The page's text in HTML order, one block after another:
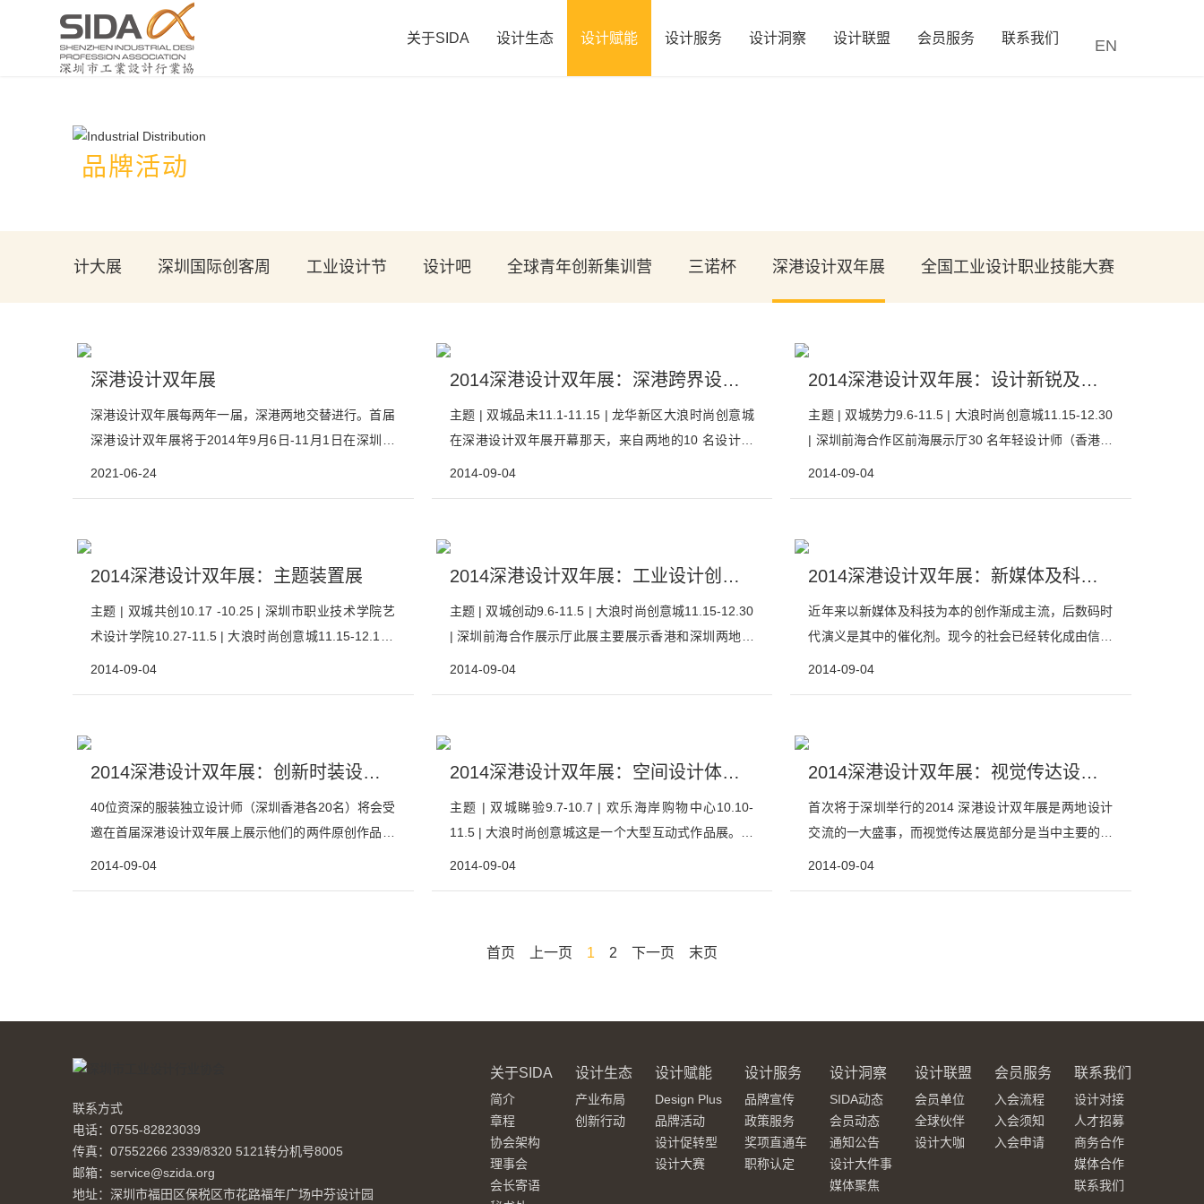
关于SIDA 设计生态 设计赋能 设计服务 设计洞察 设计联盟 会员服务 联系我们 EN
品牌活动
工业设计大展 深圳国际创客周 工业设计节 设计吧 全球青年创新集训营 三诺杯 深港设计双年展 全国工业设计职业技能大赛
深港设计双年展
深港设计双年展每两年一届，深港两地交替进行。首届
深港设计双年展将于2014年9月6日-11月1日在深圳盛
尚、新媒体与科技等行业，以八大展览...
2021-06-24
2014深港设计双年展：深港跨界设计作品展
主题 | 双城品未11.1-11.15 | 龙华新区大浪时尚创意城
在深港设计双年展开幕那天，来自两地的10 名设计师
个城市间的战略合作伙伴关系共同形成开发...
2014-09-04
2014深港设计双年展：设计新锐及获奖作品展
主题 | 双城势力9.6-11.5 | 大浪时尚创意城11.15-12.30
| 深圳前海合作区前海展示厅30 名年轻设计师（香港深
领域包括传播设计，...
2014-09-04
2014深港设计双年展：主题装置展
主题 | 双城共创10.17 -10.25 | 深圳市职业技术学院艺
术设计学院10.27-11.5 | 大浪时尚创意城11.15-12.15 |
意城...
2014-09-04
2014深港设计双年展：工业设计创新展
主题 | 双城创动9.6-11.5 | 大浪时尚创意城11.15-12.30
| 深圳前海合作展示厅此展主要展示香港和深圳两地的
品, 室内装饰, 家具...
2014-09-04
2014深港设计双年展：新媒体及科技展
近年来以新媒体及科技为本的创作渐成主流，后数码时
代演义是其中的催化剂。现今的社会已经转化成由信息
单一作者或个人工艺的创作本质。与此同时，我们正在
经历数字形构...
2014-09-04
2014深港设计双年展：创新时装设计展
40位资深的服装独立设计师（深圳香港各20名）将会受
邀在首届深港设计双年展上展示他们的两件原创作品，
2014-09-04
2014深港设计双年展：空间设计体验展
主题 | 双城睇验9.7-10.7 | 欢乐海岸购物中心10.10-
11.5 | 大浪时尚创意城这是一个大型互动式作品展。来
2014-09-04
2014深港设计双年展：视觉传达设计展
首次将于深圳举行的2014 深港设计双年展是两地设计
交流的一大盛事，而视觉传达展览部分是当中主要的核
2014-09-04
首页 上一页 1 2 下一页 末页
关于SIDA
简介
章程
协会架构
理事会
会长寄语
设计生态
产业布局
创新行动
设计赋能
Design Plus
品牌活动
设计促转型
设计大赛
设计服务
品牌宣传
政策服务
奖项直通车
职称认定
设计洞察
SIDA动态
会员动态
通知公告
设计大件事
媒体聚焦
设计联盟
会员单位
全球伙伴
设计大咖
会员服务
入会流程
入会须知
入会申请
联系我们
设计对接
人才招募
商务合作
媒体合作
联系我们
联系方式
电话：0755-82823039
传真：07552266 2339/8320 5121转分机号8005
邮箱：service@szida.org
地址：深圳市福田区保税区市花路福年广场中芬设计园